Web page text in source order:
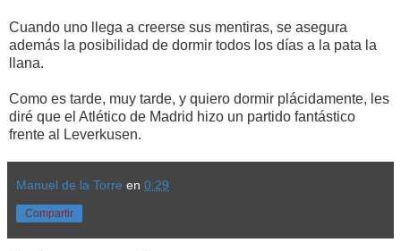
Cuando uno llega a creerse sus mentiras, se asegura
además la posibilidad de dormir todos los días a la pata la
llana.
Como es tarde, muy tarde, y quiero dormir plácidamente, les
diré que el Atlético de Madrid hizo un partido fantástico
frente al Leverkusen.
Manuel de la Torre en 0:29
Compartir